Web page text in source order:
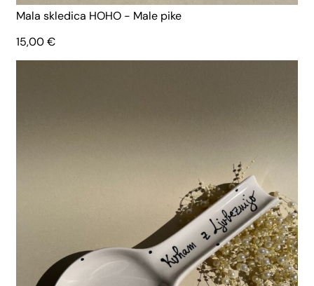
Mala skledica HOHO - Male pike
15,00€